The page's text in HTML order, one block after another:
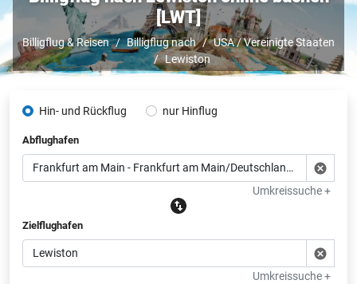
[LWT]
Billigflug & Reisen Billigflug nach
USA / Vereinigte Staaten
Lewiston
Hin- und Rückflug nur Hinflug
Abflughafen
Umkreissuche +
Zielflughafen
Umkreissuche +